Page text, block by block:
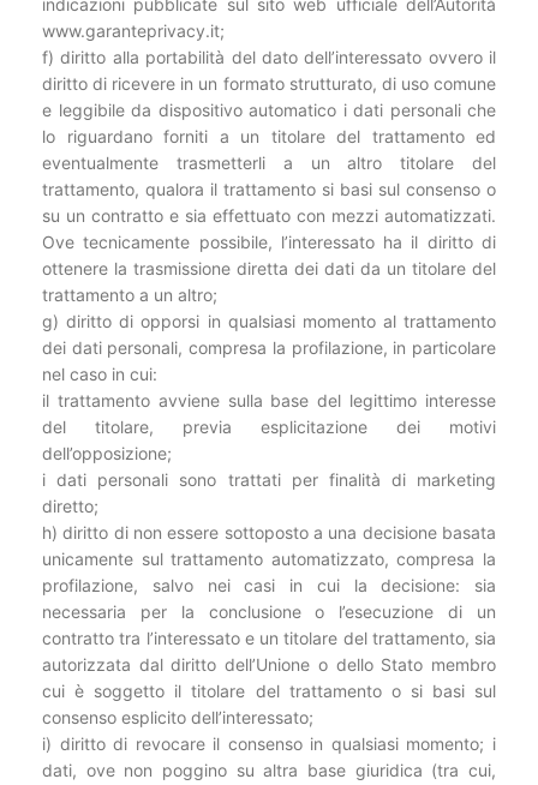
indicazioni pubblicate sul sito web ufficiale dell’Autorità
www.garanteprivacy.it;
f) diritto alla portabilità del dato dell’interessato ovvero il
diritto di ricevere in un formato strutturato, di uso comune
e leggibile da dispositivo automatico i dati personali che
lo riguardano forniti a un titolare del trattamento ed
eventualmente trasmetterli a un altro titolare del
trattamento, qualora il trattamento si basi sul consenso o
su un contratto e sia effettuato con mezzi automatizzati.
Ove tecnicamente possibile, l’interessato ha il diritto di
ottenere la trasmissione diretta dei dati da un titolare del
trattamento a un altro;
g) diritto di opporsi in qualsiasi momento al trattamento
dei dati personali, compresa la profilazione, in particolare
nel caso in cui:
il trattamento avviene sulla base del legittimo interesse
del titolare, previa esplicitazione dei motivi
dell’opposizione;
i dati personali sono trattati per finalità di marketing
diretto;
h) diritto di non essere sottoposto a una decisione basata
unicamente sul trattamento automatizzato, compresa la
profilazione, salvo nei casi in cui la decisione: sia
necessaria per la conclusione o l’esecuzione di un
contratto tra l’interessato e un titolare del trattamento, sia
autorizzata dal diritto dell’Unione o dello Stato membro
cui è soggetto il titolare del trattamento o si basi sul
consenso esplicito dell’interessato;
i) diritto di revocare il consenso in qualsiasi momento; i
dati, ove non poggino su altra base giuridica (tra cui,